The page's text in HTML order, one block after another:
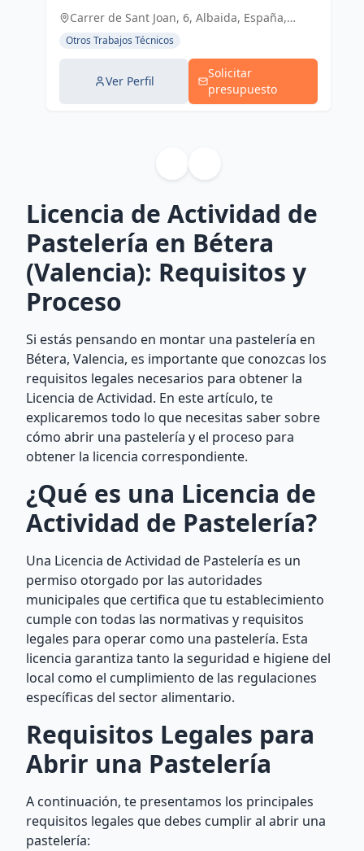
básicos, de ejecución, licencias de
industrial, diseño 3D de p...
Carrer de Sant Joan, 6, Albaida, España,
España
Otros Trabajos Técnicos
Ver Perfil
Solicitar
presupuesto
Licencia de Actividad de
Pastelería en Bétera
(Valencia): Requisitos y
Proceso
Si estás pensando en montar una pastelería en
Bétera, Valencia, es importante que conozcas los
requisitos legales necesarios para obtener la
Licencia de Actividad. En este artículo, te
explicaremos todo lo que necesitas saber sobre
cómo abrir una pastelería y el proceso para
obtener la licencia correspondiente.
¿Qué es una Licencia de
Actividad de Pastelería?
Una Licencia de Actividad de Pastelería es un
permiso otorgado por las autoridades
municipales que certifica que tu establecimiento
cumple con todas las normativas y requisitos
legales para operar como una pastelería. Esta
licencia garantiza tanto la seguridad e higiene del
local como el cumplimiento de las regulaciones
específicas del sector alimentario.
Requisitos Legales para
Abrir una Pastelería
A continuación, te presentamos los principales
requisitos legales que debes cumplir al abrir una
pastelería: